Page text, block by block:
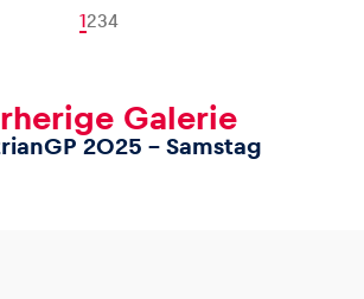
1234
Galerie
2025 – Samstag